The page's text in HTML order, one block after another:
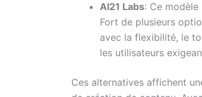
AI21 Labs: Ce
Fort de plusieurs
avec la flexibilité, le
les utilisateurs
Ces alternatives affichent